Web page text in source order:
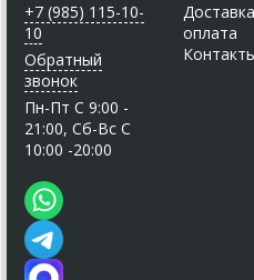
+7 (985) 115-10-
10
Обратный
звонок
Пн-Пт C 9:00 -
21:00, Сб-Вс С
10:00 -20:00
оплата